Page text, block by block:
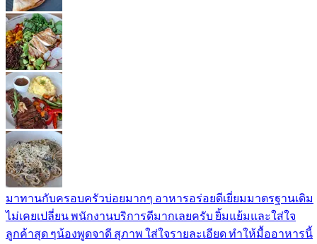
มาทานกับครอบครัวบ่อยมากๆ อาหารอร่อยดีเยี่ยมมาตรฐานเดิม
ไม่เคยเปลี่ยน พนักงานบริการดีมากเลยครับ ยิ้มแย้มและใส่ใจ
ลูกค้าสุด ๆน้องพูดจาดี สุภาพ ใส่ใจรายละเอียด ทำให้มื้ออาหารนี้